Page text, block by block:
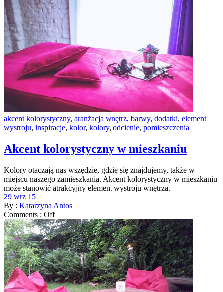
akcent kolorystyczny, aranżacja wnętrz, barwy, dodatki, element
wystroju, inspiracje, kolor, kolory, odcienie, pomieszczenia
Akcent kolorystyczny w mieszkaniu
Kolory otaczają nas wszędzie, gdzie się znajdujemy, także w
miejscu naszego zamieszkania. Akcent kolorystyczny w mieszkaniu
może stanowić atrakcyjny element wystroju wnętrza.
29 wrz 15
By : Katarzyna Antos
Comments : Off